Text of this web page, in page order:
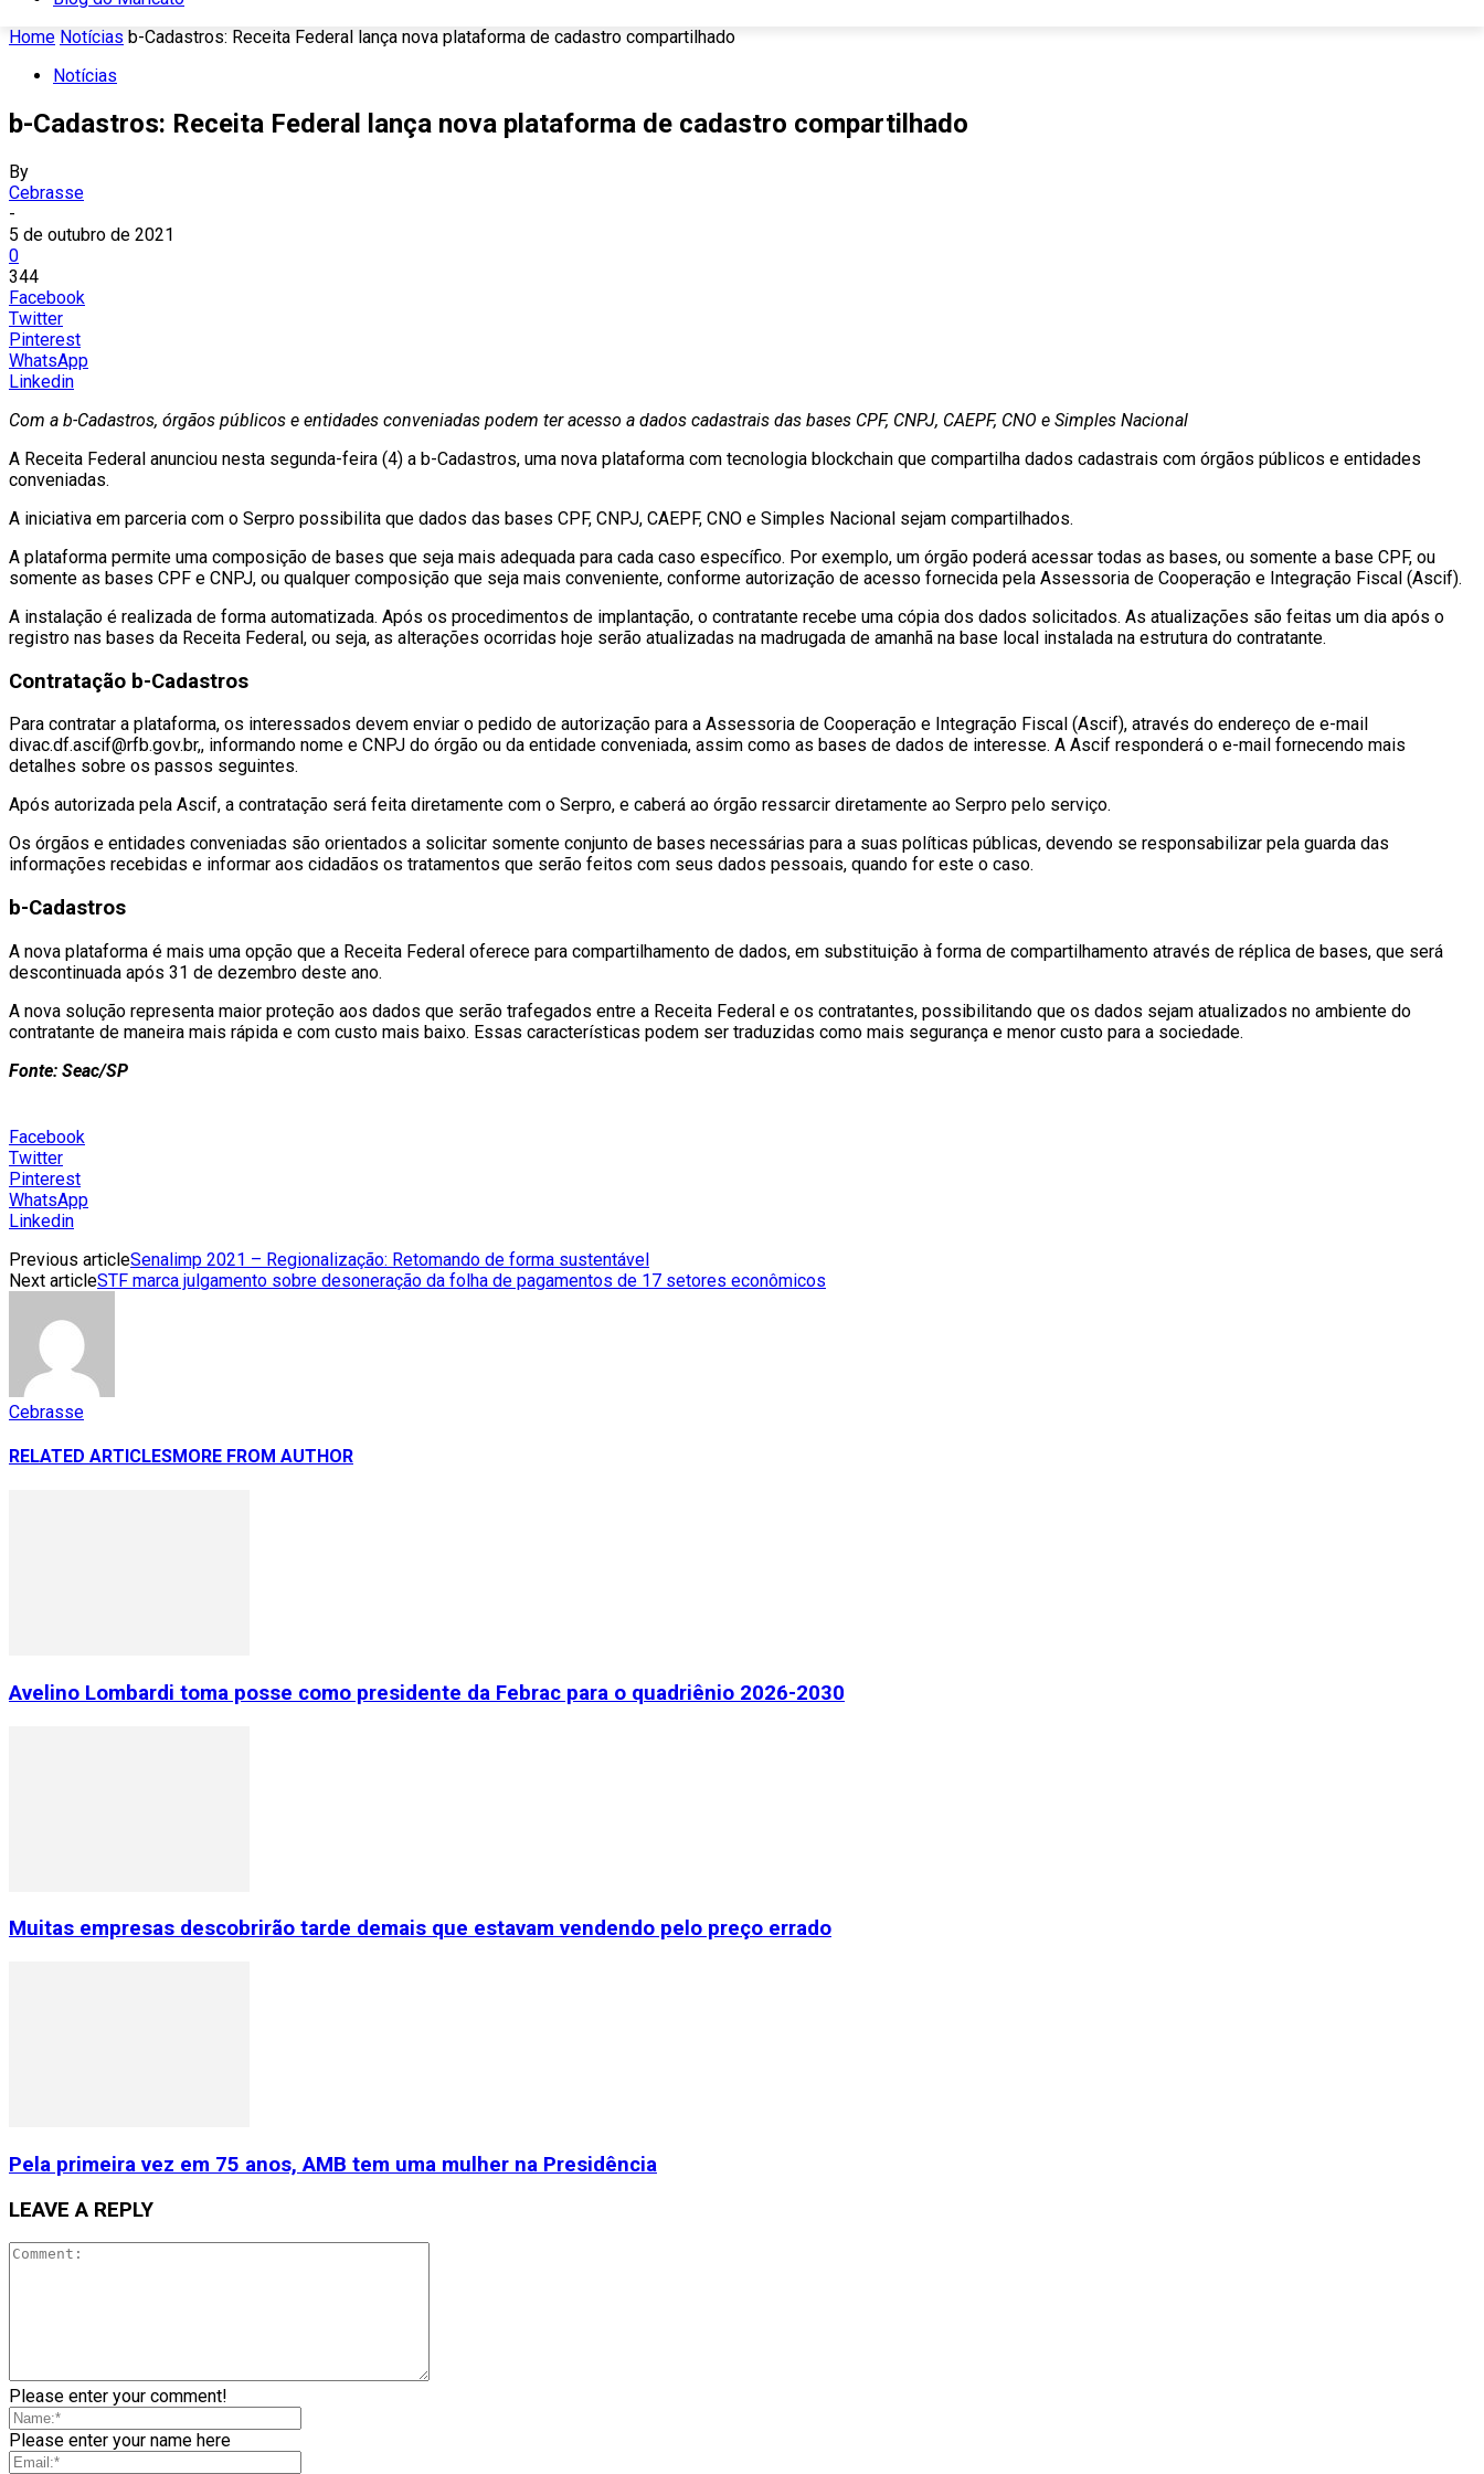
Home Notícias b-Cadastros: Receita Federal lança nova plataforma de cadastro compartilhado
Notícias
b-Cadastros: Receita Federal lança nova plataforma de cadastro compartilhado
By
Cebrasse
-
5 de outubro de 2021
0
344
Facebook
Twitter
Pinterest
WhatsApp
Linkedin
Com a b-Cadastros, órgãos públicos e entidades conveniadas podem ter acesso a dados cadastrais das bases CPF, CNPJ, CAEPF, CNO e Simples Nacional
A Receita Federal anunciou nesta segunda-feira (4) a b-Cadastros, uma nova plataforma com tecnologia blockchain que compartilha dados cadastrais com órgãos públicos e entidades
conveniadas.
A iniciativa em parceria com o Serpro possibilita que dados das bases CPF, CNPJ, CAEPF, CNO e Simples Nacional sejam compartilhados.
A plataforma permite uma composição de bases que seja mais adequada para cada caso específico. Por exemplo, um órgão poderá acessar todas as bases, ou somente a base CPF, ou
somente as bases CPF e CNPJ, ou qualquer composição que seja mais conveniente, conforme autorização de acesso fornecida pela Assessoria de Cooperação e Integração Fiscal (Ascif).
A instalação é realizada de forma automatizada. Após os procedimentos de implantação, o contratante recebe uma cópia dos dados solicitados. As atualizações são feitas um dia após o
registro nas bases da Receita Federal, ou seja, as alterações ocorridas hoje serão atualizadas na madrugada de amanhã na base local instalada na estrutura do contratante.
Contratação b-Cadastros
Para contratar a plataforma, os interessados devem enviar o pedido de autorização para a Assessoria de Cooperação e Integração Fiscal (Ascif), através do endereço de e-mail
divac.df.ascif@rfb.gov.br,, informando nome e CNPJ do órgão ou da entidade conveniada, assim como as bases de dados de interesse. A Ascif responderá o e-mail fornecendo mais
detalhes sobre os passos seguintes.
Após autorizada pela Ascif, a contratação será feita diretamente com o Serpro, e caberá ao órgão ressarcir diretamente ao Serpro pelo serviço.
Os órgãos e entidades conveniadas são orientados a solicitar somente conjunto de bases necessárias para a suas políticas públicas, devendo se responsabilizar pela guarda das
informações recebidas e informar aos cidadãos os tratamentos que serão feitos com seus dados pessoais, quando for este o caso.
b-Cadastros
A nova plataforma é mais uma opção que a Receita Federal oferece para compartilhamento de dados, em substituição à forma de compartilhamento através de réplica de bases, que será
descontinuada após 31 de dezembro deste ano.
A nova solução representa maior proteção aos dados que serão trafegados entre a Receita Federal e os contratantes, possibilitando que os dados sejam atualizados no ambiente do
contratante de maneira mais rápida e com custo mais baixo. Essas características podem ser traduzidas como mais segurança e menor custo para a sociedade.
Fonte: Seac/SP
Facebook
Twitter
Pinterest
WhatsApp
Linkedin
Previous articleSenalimp 2021 – Regionalização: Retomando de forma sustentável
Next articleSTF marca julgamento sobre desoneração da folha de pagamentos de 17 setores econômicos
Cebrasse
RELATED ARTICLESMORE FROM AUTHOR
Avelino Lombardi toma posse como presidente da Febrac para o quadriênio 2026-2030
Muitas empresas descobrirão tarde demais que estavam vendendo pelo preço errado
Pela primeira vez em 75 anos, AMB tem uma mulher na Presidência
LEAVE A REPLY
Please enter your comment!
Please enter your name here